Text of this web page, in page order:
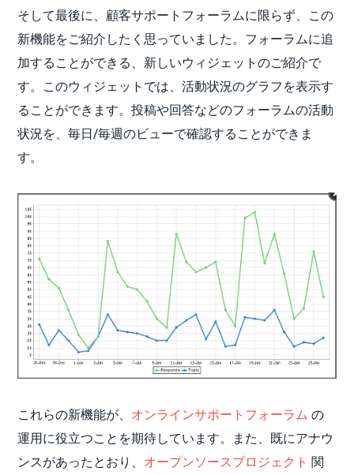
そして最後に、顧客サポートフォーラムに限らず、この
新機能をご紹介したく思っていました。フォーラムに追
加することができる、新しいウィジェットのご紹介で
す。このウィジェットでは、活動状況のグラフを表示す
ることができます。投稿や回答などのフォーラムの活動
状況を、毎日/毎週のビューで確認することができま
す。
これらの新機能が、 オンラインサポートフォーラム の
運用に役立つことを期待しています。また、既にアナウ
ンスがあったとおり、 オープンソースプロジェクト 関